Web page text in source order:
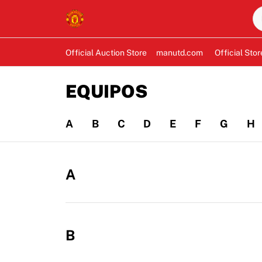
Official Auction Store manutd.com Official
EQUIPOS
A B C D E F G H
A
B